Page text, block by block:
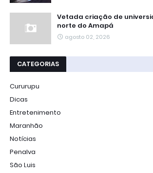
Vetada criação de
norte do Amapá
agosto 02, 2026
CATEGORIAS
Cururupu
Dicas
Entretenimento
Maranhão
Notícias
Penalva
São Luis